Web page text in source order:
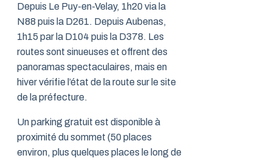
Depuis Le Puy-en-Velay, 1h20 via la
N88 puis la D261. Depuis Aubenas,
1h15 par la D104 puis la D378. Les
routes sont sinueuses et offrent des
panoramas spectaculaires, mais en
hiver vérifie l’état de la route sur le site
de la préfecture.
Un parking gratuit est disponible à
proximité du sommet (50 places
environ, plus quelques places le long de